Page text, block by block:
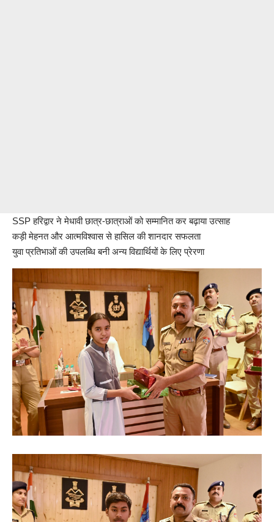
SSP हरिद्वार ने मेधावी छात्र-छात्राओं को सम्मानित कर बढ़ाया उत्साह
कड़ी मेहनत और आत्मविश्वास से हासिल की शानदार सफलता
युवा प्रतिभाओं की उपलब्धि बनी अन्य विद्यार्थियों के लिए प्रेरणा